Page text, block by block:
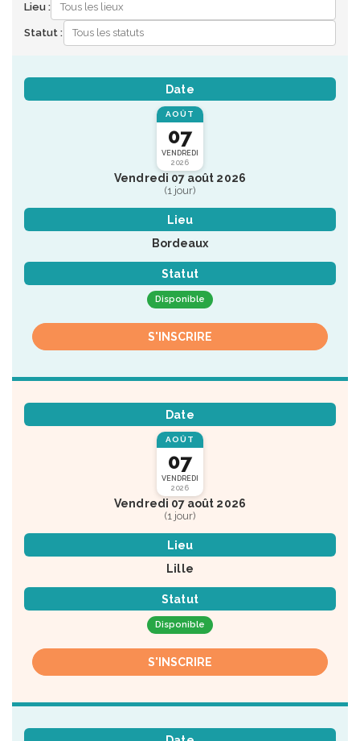
Lieu :
Statut :
Date
AOÛT
07
VENDREDI
2026
Vendredi 07 août 2026
(1 jour)
Lieu
Bordeaux
Statut
Disponible
S'INSCRIRE
Date
AOÛT
07
VENDREDI
2026
Vendredi 07 août 2026
(1 jour)
Lieu
Lille
Statut
Disponible
S'INSCRIRE